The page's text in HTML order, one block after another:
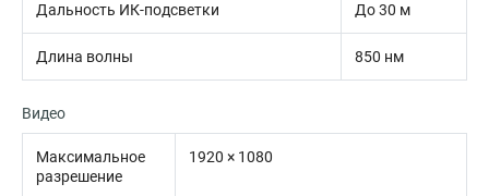
Дальность ИК-подсветки До 30 м
Длина волны 850 нм
Видео
Максимальное
разрешение
1920 × 1080